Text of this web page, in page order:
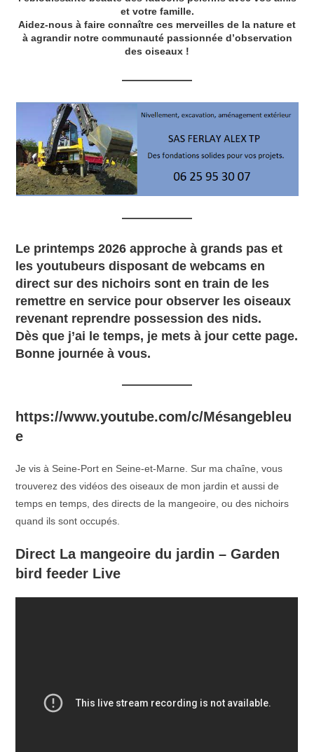
et votre famille.
Aidez-nous à faire connaître ces merveilles de la nature et
à agrandir notre communauté passionnée d’observation
des oiseaux !
Le printemps 2026 approche à grands pas et
les youtubeurs disposant de webcams en
direct sur des nichoirs sont en train de les
remettre en service pour observer les oiseaux
revenant reprendre possession des nids.
Dès que j’ai le temps, je mets à jour cette page.
Bonne journée à vous.
https://www.youtube.com/c/Mésangebleu
e
Je vis à Seine-Port en Seine-et-Marne. Sur ma chaîne, vous
trouverez des vidéos des oiseaux de mon jardin et aussi de
temps en temps, des directs de la mangeoire, ou des nichoirs
quand ils sont occupés.
Direct La mangeoire du jardin – Garden
bird feeder Live